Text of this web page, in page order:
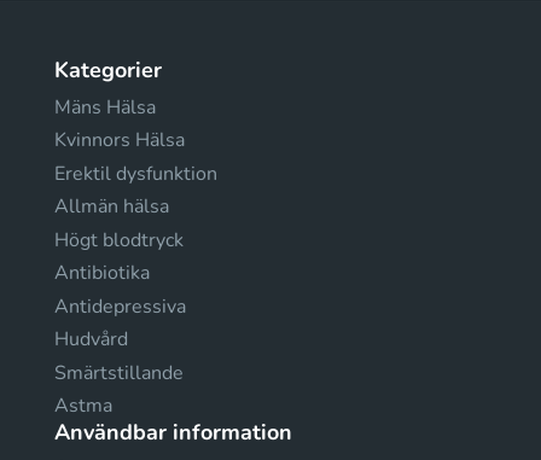
Kategorier
Mäns Hälsa
Kvinnors Hälsa
Erektil dysfunktion
Allmän hälsa
Högt blodtryck
Antibiotika
Antidepressiva
Hudvård
Smärtstillande
Astma
Användbar information